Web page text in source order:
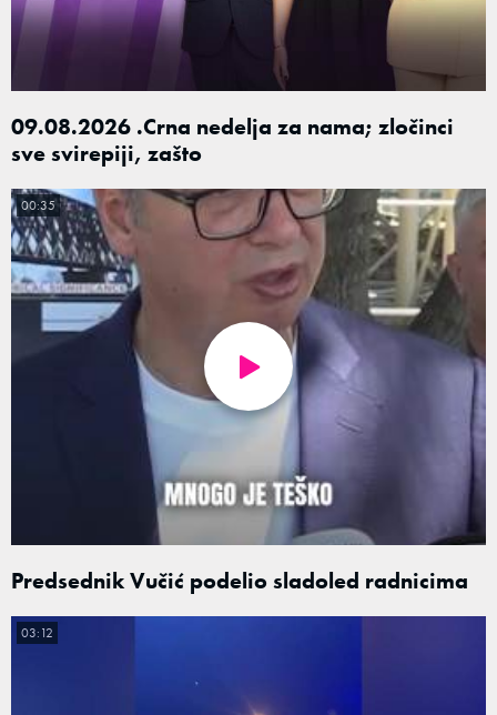
09.08.2026 .Crna nedelja za nama; zločinci
sve svirepiji, zašto
Predsednik Vučić podelio sladoled radnicima
00:35
03:12